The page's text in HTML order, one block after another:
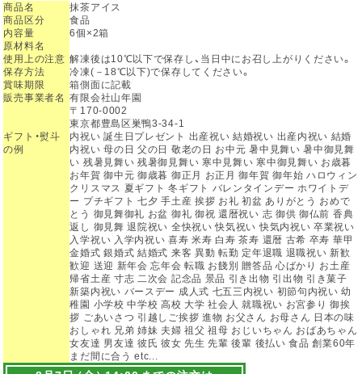
商品名
抹茶アイス
商品区分
食品
内容量
6個×2箱
原材料名
使用上の注意 解凍後は10℃以下で保存し、当日中にお召し上がりください。
保存方法
冷凍(－18℃以下)で保存してください。
賞味期限
箱側面に記載
販売事業者名
有限会社山年園
〒170-0002
東京都豊島区巣鴨3-34-1
ギフト・熨斗
の例
内祝い 誕生日プレゼント 出産祝い 結婚祝い 出産内祝い 結婚
内祝い 母の日 父の日 敬老の日 お中元 暑中見舞い 暑中御見舞
い 残暑見舞い 残暑御見舞い 寒中見舞い 寒中御見舞い お歳暮
お年賀 御中元 御歳暮 御正月 お正月 御年賀 御年始 ハロウィン
クリスマス 夏ギフト 冬ギフト バレンタインデー ホワイトデ
ー プチギフト 七夕 手土産 挨拶 お礼 初盆 ありがとう おめで
とう 御見舞御礼 お盆 御礼 御祝 還暦祝い 志 御供 御仏前 香典
返し 御見舞 退院祝い 全快祝い 快気祝い 快気内祝い 卒業祝い
入学祝い 入学内祝い 喜寿 米寿 白寿 茶寿 還暦 古希 卒寿 華甲
金婚式 銀婚式 結婚式 来客 異動 転勤 定年退職 退職祝い 新歓
歓迎 送迎 新年会 忘年会 転職 お餞別 贈答品 心ばかり お土産
帰省土産 寸志 二次会 記念品 景品 引き出物 引出物 引き菓子
新築内祝い バースデー 成人式 七五三内祝い 初節句内祝い 幼
稚園 小学校 中学校 高校 大学 社会人 就職祝い お宮参り 御挨
拶 ごあいさつ 引越しご挨拶 進物 お父さん お母さん 日本の味
おしゃれ 兄弟 姉妹 夫婦 祖父 祖母 おじいちゃん おばあちゃん
女友達 男友達 彼氏 彼女 先生 先輩 後輩 後払い 食品 創業60年
まだ間に合う etc...